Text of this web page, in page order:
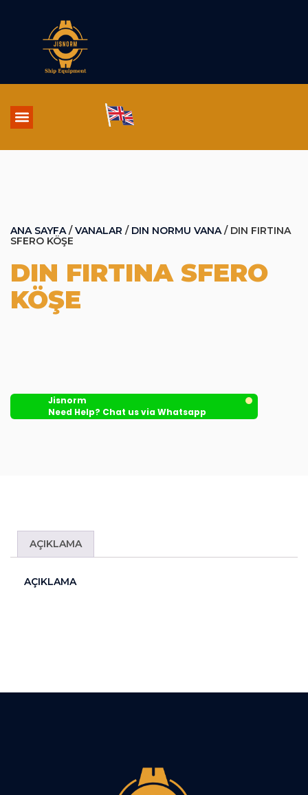
ANA SAYFA/VANALAR / DIN NORMU VANA/ DIN FIRTINA
SFERO KÖŞE
DIN FIRTINA SFERO
KÖŞE
Jisnorm
Need Help? Chat us via Whatsapp
AÇIKLAMA
AÇIKLAMA